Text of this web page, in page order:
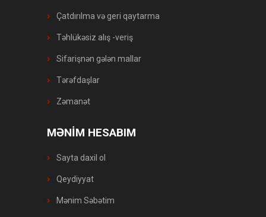
Çatdırılma və geri qaytarma
Təhlükəsiz alış -veriş
Sifarişnən gələn mallar
Tərəfdaşlar
Zəmanət
MƏNİM HESABIM
Sayta daxil ol
Qeydiyyat
Mənim Səbətim